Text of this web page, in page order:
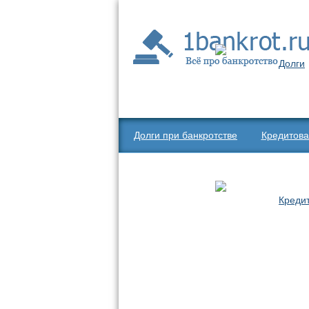
Долги при банкротстве
Долги